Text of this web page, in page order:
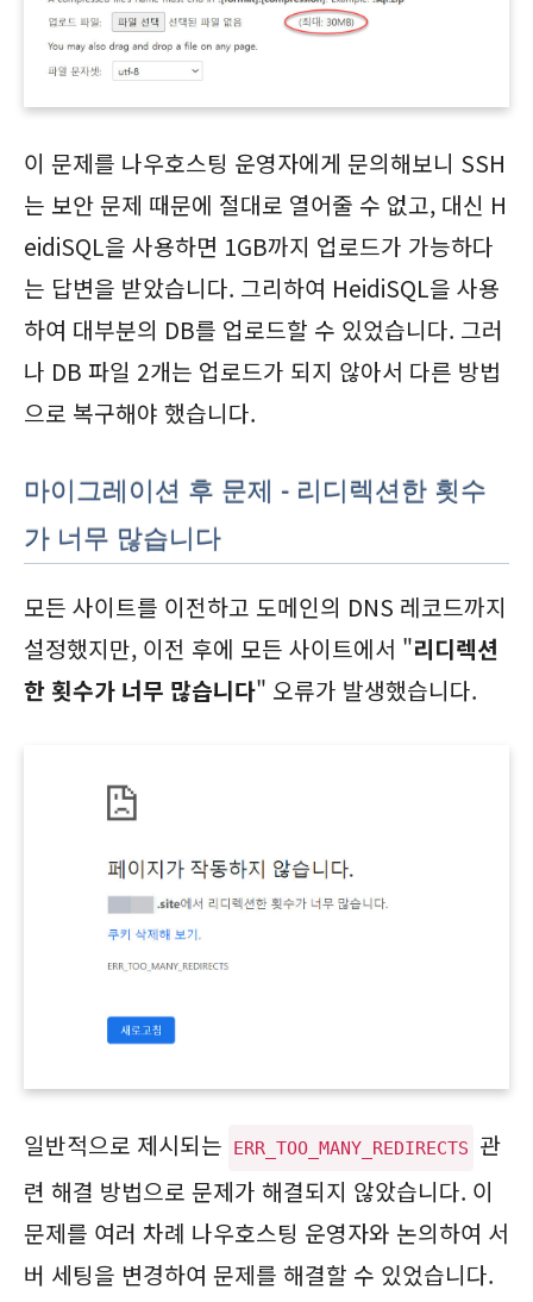
이 문제를 나우호스팅 운영자에게 문의해보니 SSH
는 보안 문제 때문에 절대로 열어줄 수 없고, 대신 H
eidiSQL을 사용하면 1GB까지 업로드가 가능하다
는 답변을 받았습니다. 그리하여 HeidiSQL을 사용
하여 대부분의 DB를 업로드할 수 있었습니다. 그러
나 DB 파일 2개는 업로드가 되지 않아서 다른 방법
으로 복구해야 했습니다.
마이그레이션 후 문제 - 리디렉션한 횟수
가 너무 많습니다
모든 사이트를 이전하고 도메인의 DNS 레코드까지
설정했지만, 이전 후에 모든 사이트에서 "리디렉션
한 횟수가 너무 많습니다" 오류가 발생했습니다.
일반적으로 제시되는 ERR_TOO_MANY_REDIRECTS
관
련 해결 방법으로 문제가 해결되지 않았습니다. 이
문제를 여러 차례 나우호스팅 운영자와 논의하여 서
버 세팅을 변경하여 문제를 해결할 수 있었습니다.